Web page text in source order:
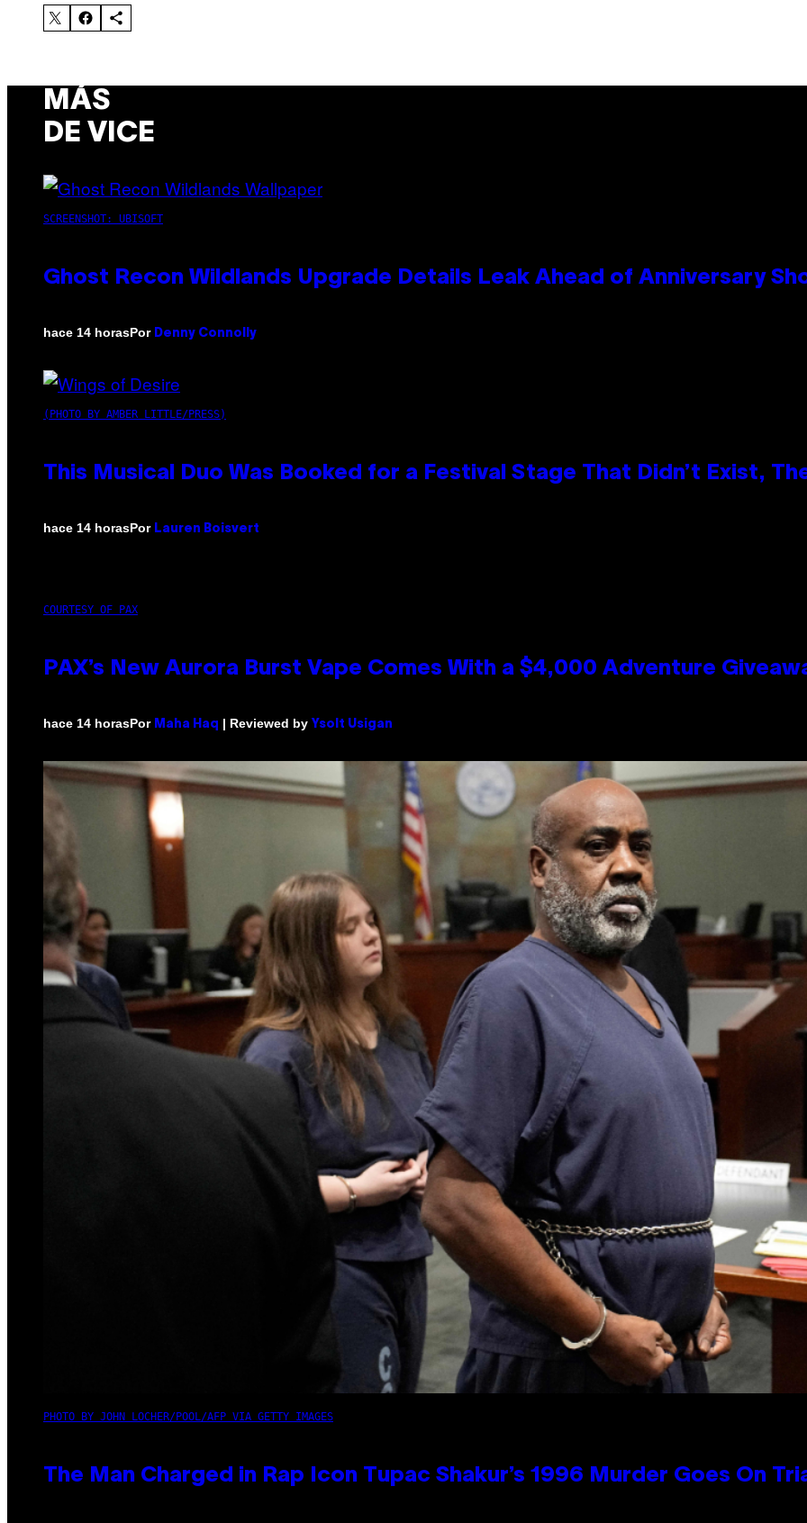
MÁS
DE VICE
SCREENSHOT: UBISOFT
Ghost Recon Wildlands Upgrade Details Leak Ahead of Anniversary
hace 14 horasPor Denny Connolly
(PHOTO BY AMBER LITTLE/PRESS)
This Musical Duo Was Booked for a Festival Stage That Didn’t Exist,
hace 14 horasPor Lauren Boisvert
COURTESY OF PAX
PAX’s New Aurora Burst Vape Comes With a $4,000 Adventure
hace 14 horasPor Maha Haq | Reviewed by Ysolt Usigan
PHOTO BY JOHN LOCHER/POOL/AFP VIA GETTY IMAGES
The Man Charged in Rap Icon Tupac Shakur’s 1996 Murder Goes On